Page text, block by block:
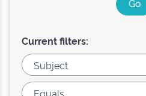
Current filters: